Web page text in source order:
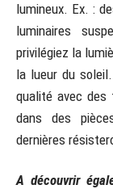
lumineux. Ex. :
luminaires
privilégiez la
la lueur du
qualité avec des
dans des
dernières
A découvrir